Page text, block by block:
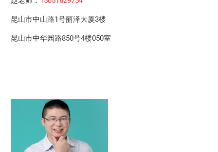
昆山市中山路1号丽泽大厦3楼
昆山市中华园路850号4楼050室